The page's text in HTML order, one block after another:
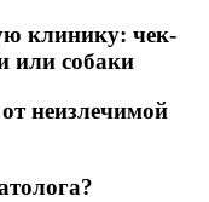
клинику: чек-
или собаки
неизлечимой